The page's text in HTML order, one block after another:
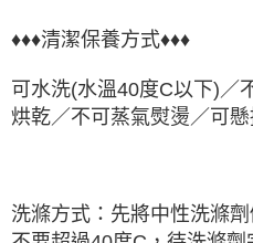
♦♦♦清潔保養方式♦♦♦
可水洗(水溫40度C以下)／
烘乾／不可蒸氣熨燙／可
洗滌方式：先將中性洗滌